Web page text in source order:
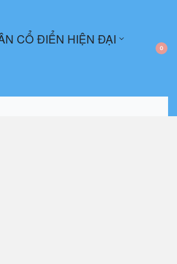
CỔ ĐIỂN HIỆN ĐẠI
0